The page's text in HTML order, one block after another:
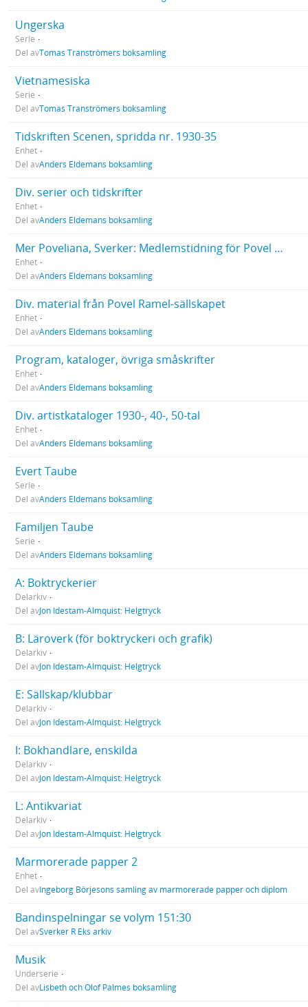
Ungerska
Serie
Del avTomas Tranströmers boksamling
Vietnamesiska
Serie
Del avTomas Tranströmers boksamling
Tidskriften Scenen, spridda nr. 1930-35
Enhet
Del avAnders Eldemans boksamling
Div. serier och tidskrifter
Enhet
Del avAnders Eldemans boksamling
Mer Poveliana, Sverker: Medlemstidning för Povel Ramel-sällskapet. Spridda nr.
Enhet
Del avAnders Eldemans boksamling
Div. material från Povel Ramel-sällskapet
Enhet
Del avAnders Eldemans boksamling
Program, kataloger, övriga småskrifter
Enhet
Del avAnders Eldemans boksamling
Div. artistkataloger 1930-, 40-, 50-tal
Enhet
Del avAnders Eldemans boksamling
Evert Taube
Serie
Del avAnders Eldemans boksamling
Familjen Taube
Serie
Del avAnders Eldemans boksamling
A: Boktryckerier
Delarkiv
Del avJon Idestam-Almquist: Helgtryck
B: Läroverk (för boktryckeri och grafik)
Delarkiv
Del avJon Idestam-Almquist: Helgtryck
E: Sällskap/klubbar
Delarkiv
Del avJon Idestam-Almquist: Helgtryck
I: Bokhandlare, enskilda
Delarkiv
Del avJon Idestam-Almquist: Helgtryck
L: Antikvariat
Delarkiv
Del avJon Idestam-Almquist: Helgtryck
Marmorerade papper 2
Enhet
Del avIngeborg Börjesons samling av marmorerade papper och diplom
Bandinspelningar se volym 151:30
Del avSverker R Eks arkiv
Musik
Underserie
Del avLisbeth och Olof Palmes boksamling